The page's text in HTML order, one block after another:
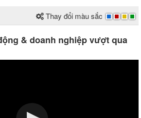
Thay đổi màu sắc
& doanh nghiệp vượt qua